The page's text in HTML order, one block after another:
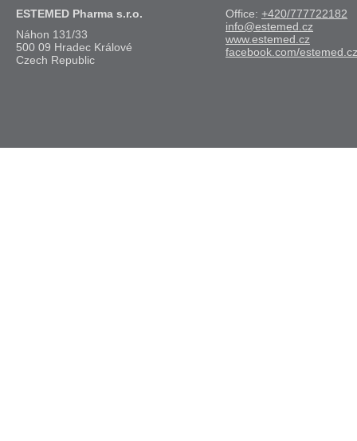
ESTEMED Pharma s.r.o.
Náhon 131/33
500 09 Hradec Králové
Czech Republic
Office: +420/777722182
info@estemed.cz
www.estemed.cz
facebook.com/estemed.cz